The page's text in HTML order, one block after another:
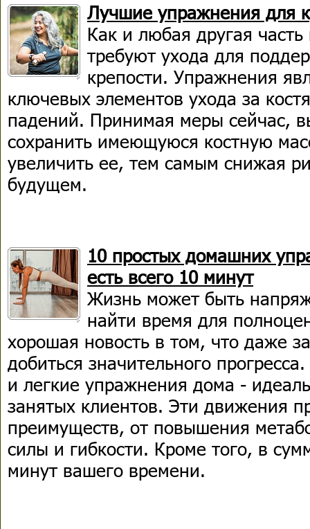
Лучшие упражнения для
Как и любая другая
требуют ухода для
крепости. Упражнения
ключевых элементов ухода за
падений. Принимая меры сейчас,
сохранить имеющуюся костную
увеличить ее, тем самым снижая
будущем.
10 простых домашних
есть всего 10 минут
Жизнь может быть
найти время для
хорошая новость в том, что даже
добиться значительного
и легкие упражнения дома -
занятых клиентов. Эти движения
преимуществ, от повышения
силы и гибкости. Кроме того, в
минут вашего времени.